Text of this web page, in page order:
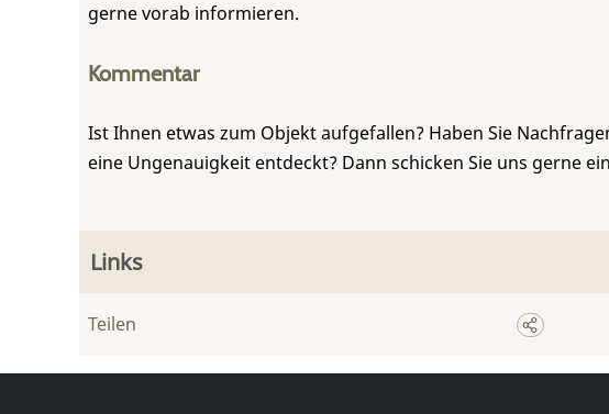
gerne vorab informieren.
Kommentar
Ist Ihnen etwas zum Objekt aufgefallen? Haben Sie
eine Ungenauigkeit entdeckt? Dann schicken Sie uns gerne
Links
Teilen